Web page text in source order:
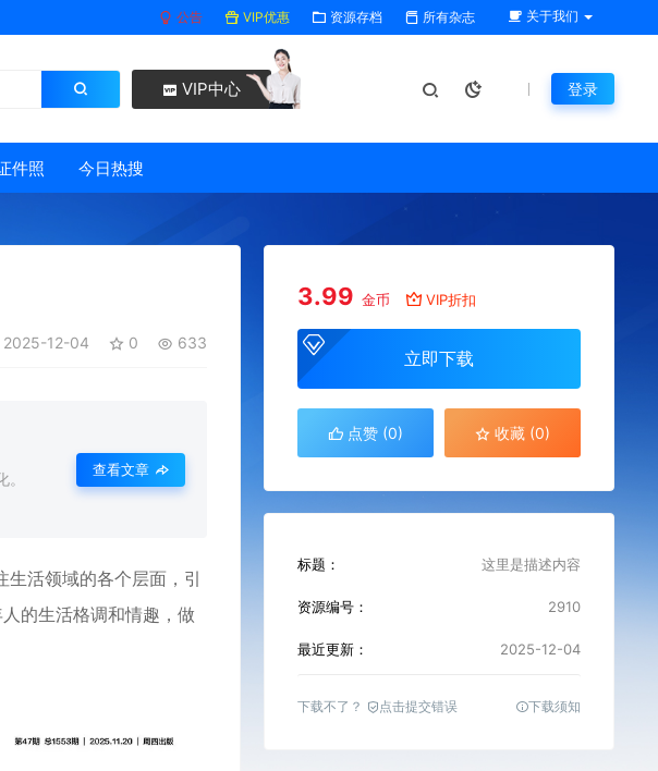
公告 VIP优惠 资源存档 所有杂志 关于我们
VIP中心 登录
件照 今日热搜
2025-12-04 0 633
查看文章
活领域的各个层面，引
的生活格调和情趣，做
3.99 金币 VIP折扣
立即下载
点赞 (0) 收藏 (0)
标题： 这里是描述内容
资源编号： 2910
最近更新： 2025-12-04
下载不了？ 点击提交错误 下载须知